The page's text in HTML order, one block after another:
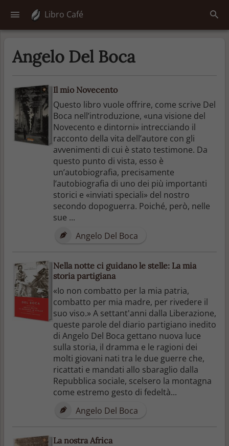
Libro Café
Angelo Del Boca
Il mio Novecento
Questo libro vuole offrire, come scrive Del
Boca nell’introduzione, «una visione del
Novecento e dintorni» intrecciando il
racconto della vita dell’autore con gli
avvenimenti di cui è stato testimone. Da
questo punto di vista, esso è
un’autobiografia, precisamente
l’autobiografia di uno dei più importanti
storici e «inviati speciali» del nostro
secondo dopoguerra. Poiché, però, nelle
sue ...
Angelo Del Boca
Nella notte ci guidano le stelle: La mia
storia partigiana
«Io non combatto per la mia patria,
combatto per mia madre, per rivedere il
suo viso.» A settant'anni dalla Liberazione,
queste parole del diario partigiano inedito
di Angelo Del Boca gettano nuova luce
sulla storia, il dramma e le ragioni dei
molti giovani nati tra le due guerre che,
ricattati e mandati allo sbaraglio dalla
Repubblica sociale, scelsero la montagna
come estremo gesto di fedeltà...
Angelo Del Boca
La nostra Africa